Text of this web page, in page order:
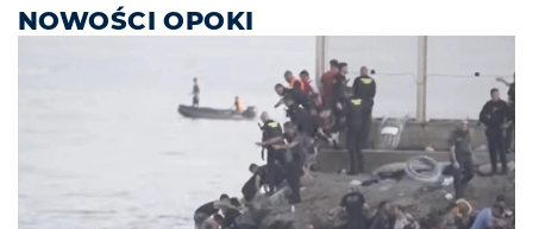
NOWOŚCI OPOKI